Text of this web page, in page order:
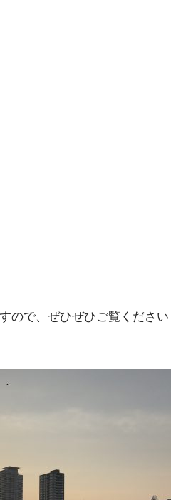
ので、ぜひぜひご覧くだ